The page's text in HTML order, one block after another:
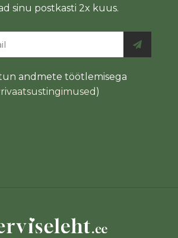
sinu postkasti 2x kuus.
andmete töötlemisega
)